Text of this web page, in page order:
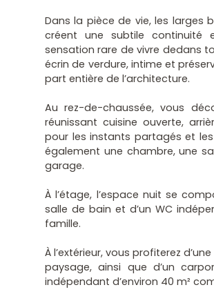
Dans la pièce de vie, les larges
créent une subtile continuité
sensation rare de vivre dedans
écrin de verdure, intime et
part entière de l’architecture.
Au rez-de-chaussée, vous
réunissant cuisine ouverte,
pour les instants partagés et
également une chambre, une
garage.
À l’étage, l’espace nuit se
salle de bain et d’un WC
famille.
À l’extérieur, vous profiterez
paysage, ainsi que d’un
indépendant d’environ 40 m²